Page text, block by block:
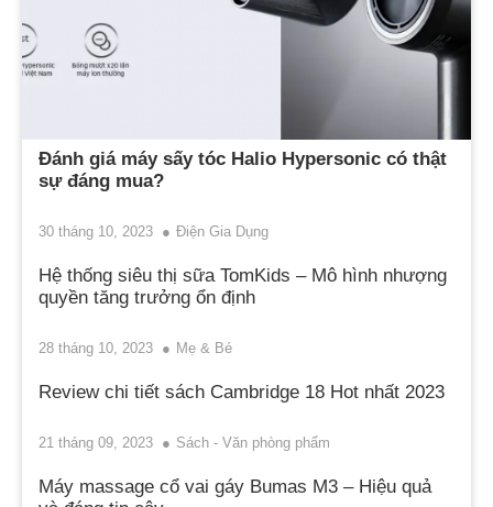
Đánh giá máy sấy tóc Halio Hypersonic có thật
sự đáng mua?
30 tháng 10, 2023 Điện Gia Dụng
Hệ thống siêu thị sữa TomKids – Mô hình nhượng
quyền tăng trưởng ổn định
28 tháng 10, 2023 Mẹ & Bé
Review chi tiết sách Cambridge 18 Hot nhất 2023
21 tháng 09, 2023 Sách - Văn phòng phẩm
Máy massage cổ vai gáy Bumas M3 – Hiệu quả